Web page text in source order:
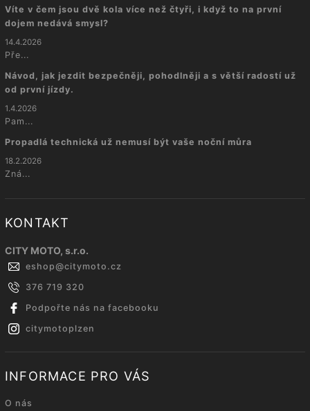
Víte v čem jsou dvě kola více než čtyři, i když to na první
dojem nedává smysl?
14.4.2026
Pře...
Návod, jak jezdit bezpečněji, pohodlněji a s větší radostí už
od první jízdy.
1.4.2026
Pam...
Propadlá technická už nemusí být vaše noční můra
18.2.2026
Zná...
KONTAKT
CITY MOTO, s.r.o.
eshop@citymoto.cz
376 719 320
Podpořte nás na facebooku
citymotoplzen
INFORMACE PRO VÁS
O nás